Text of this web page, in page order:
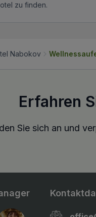
zu finden.
Nabokov
Erfahren
Sie sich an und